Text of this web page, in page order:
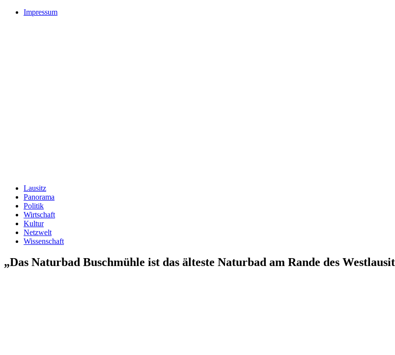
Impressum
Lausitz
Panorama
Politik
Wirtschaft
Kultur
Netzwelt
Wissenschaft
„Das Naturbad Buschmühle ist das älteste Naturbad am Rande des